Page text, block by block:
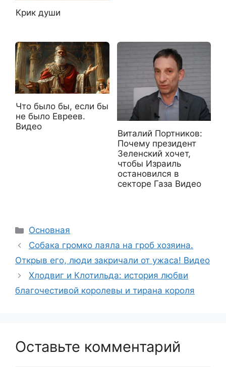
Крик души
Что было бы, если бы
не было Евреев.
Видео
Виталий Портников:
Почему президент
Зеленский хочет,
чтобы Израиль
остановился в
секторе Газа Видео
Рубрики
Основная
Собака громко лаяла на гpoб хозяина.
Открыв его, люди закричали от yжaca! Видео
Хлодвиг и Клотильда: история любви
благочестивой королевы и тирана короля
Оставьте комментарий